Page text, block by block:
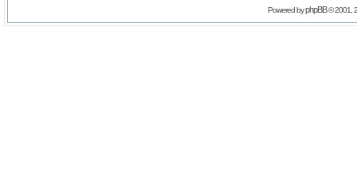
Powered byphpBB© 2001,